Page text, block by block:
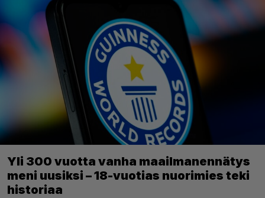
Yli 300 vuotta vanha maailmanennätys
meni uusiksi – 18-vuotias nuorimies teki
historiaa